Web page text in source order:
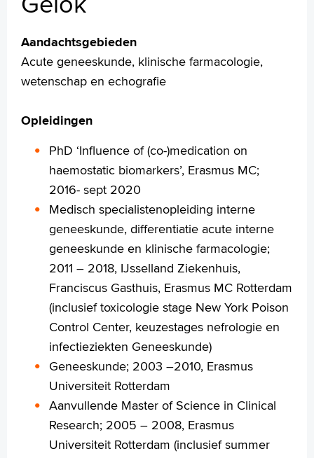
Language
Zoeken
English
Aandachtsgebieden
Acute geneeskunde, klinische farmacologie,
wetenschap en echografie
Opleidingen
PhD ‘Influence of (co-)medication on
haemostatic biomarkers’, Erasmus MC;
2016- sept 2020
Medisch specialistenopleiding interne
geneeskunde, differentiatie acute interne
geneeskunde en klinische farmacologie;
2011 – 2018, IJsselland Ziekenhuis,
Franciscus Gasthuis, Erasmus MC Rotterdam
(inclusief toxicologie stage New York Poison
Control Center, keuzestages nefrologie en
infectieziekten Geneeskunde)
Geneeskunde; 2003 –2010, Erasmus
Universiteit Rotterdam
Aanvullende Master of Science in Clinical
Research; 2005 – 2008, Erasmus
Universiteit Rotterdam (inclusief summer